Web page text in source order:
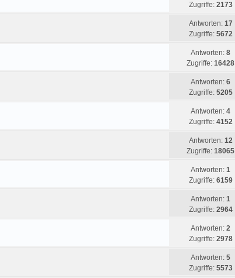
Zugriffe: 2173
Antworten: 17
Zugriffe: 5672
Antworten: 8
Zugriffe: 16428
Antworten: 6
Zugriffe: 5205
Antworten: 4
Zugriffe: 4152
Antworten: 12
Zugriffe: 18065
Antworten: 1
Zugriffe: 6159
Antworten: 1
Zugriffe: 2964
Antworten: 2
Zugriffe: 2978
Antworten: 5
Zugriffe: 5573